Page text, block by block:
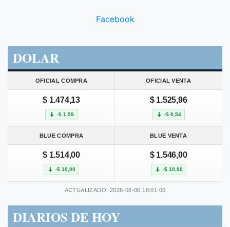
Facebook
DOLAR
OFICIAL COMPRA OFICIAL VENTA
$ 1.474,13
-$ 1,59
$ 1.525,96
-$ 0,54
BLUE COMPRA BLUE VENTA
$ 1.514,00
-$ 10,00
$ 1.546,00
-$ 10,00
ACTUALIZADO: 2026-08-06 18:01:00
DIARIOS DE HOY